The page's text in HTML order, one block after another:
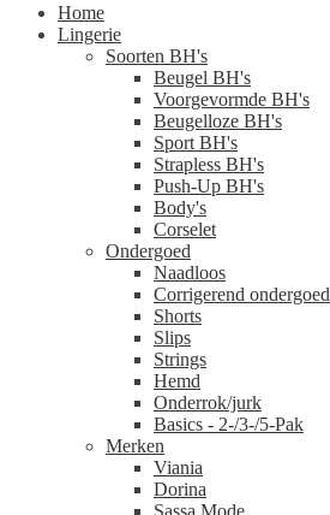
Home
Lingerie
Soorten BH's
Beugel BH's
Voorgevormde BH's
Beugelloze BH's
Sport BH's
Strapless BH's
Push-Up BH's
Body's
Corselet
Ondergoed
Naadloos
Corrigerend ondergoed
Shorts
Slips
Strings
Hemd
Onderrok/jurk
Basics - 2-/3-/5-Pak
Merken
Viania
Dorina
Sassa Mode